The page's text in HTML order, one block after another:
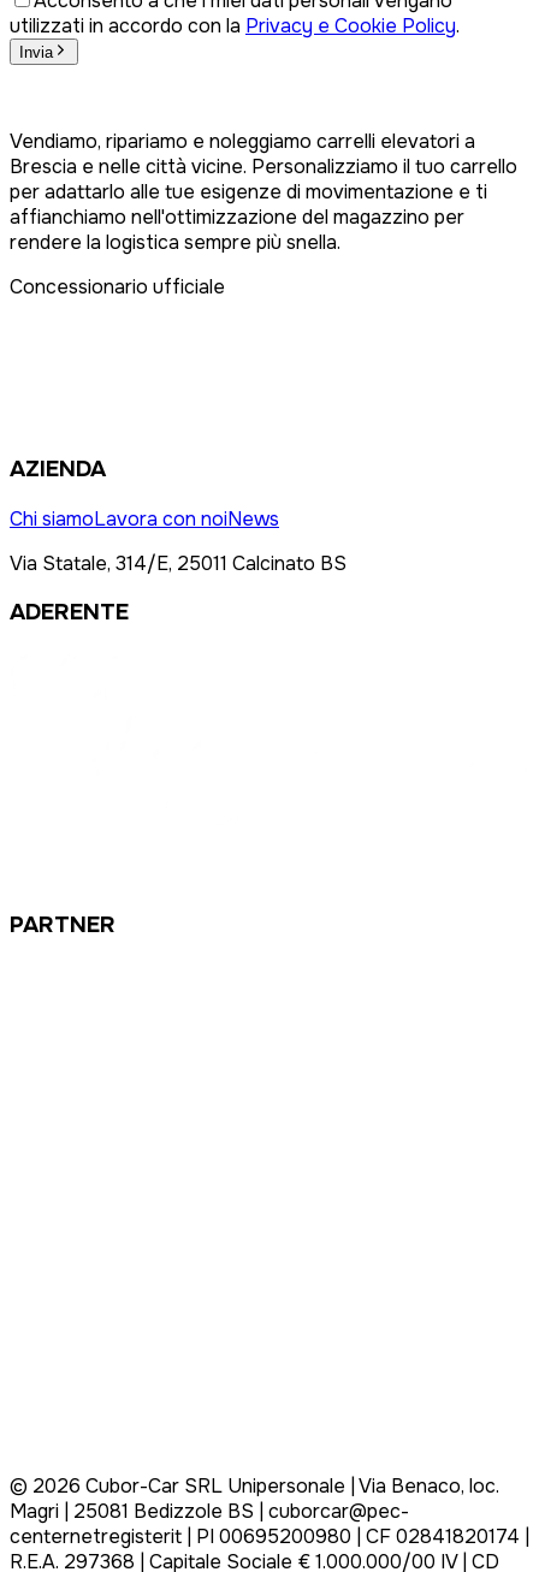
utilizzati in accordo con la Privacy e Cookie Policy.
Invia
Vendiamo, ripariamo e noleggiamo carrelli elevatori a
Brescia e nelle città vicine. Personalizziamo il tuo carrello
per adattarlo alle tue esigenze di movimentazione e ti
affianchiamo nell'ottimizzazione del magazzino per
rendere la logistica sempre più snella.
Concessionario ufficiale
AZIENDA
Chi siamoLavora con noiNews
Via Statale, 314/E, 25011 Calcinato BS
ADERENTE
PARTNER
© 2026 Cubor-Car SRL Unipersonale | Via Benaco, loc.
Magri | 25081 Bedizzole BS | cuborcar@pec-
centernetregisterit | PI 00695200980 | CF 02841820174 |
R.E.A. 297368 | Capitale Sociale € 1.000.000/00 IV | CD